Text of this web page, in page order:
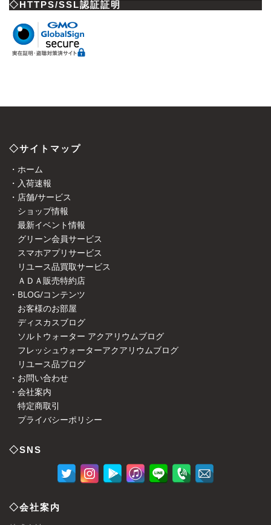
◇HTTPS/SSL認証証明
◇サイトマップ
・ホーム
・入荷速報
・店舗/サービス
ショップ情報
最新イベント情報
グリーン会員サービス
スマホアプリサービス
リユース品買取サービス
ＡＤＡ販売特約店
・BLOG/コンテンツ
お客様のお部屋
ディスカスブログ
ソルトウォーター アクアリウムブログ
フレッシュウォーターアクアリウムブログ
リユース品ブログ
・お問い合わせ
・会社案内
特定商取引
プライバシーポリシー
◇SNS
◇会社案内